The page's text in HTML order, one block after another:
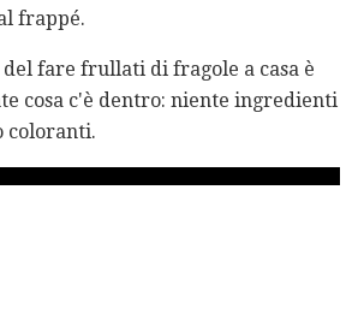
frappé.
fare frullati di fragole a casa è
cosa c'è dentro: niente ingredienti
coloranti.